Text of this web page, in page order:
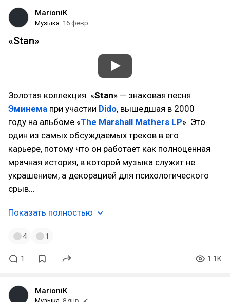
MarioniK
Музыка 16 февр
«Stan»
Золотая коллекция. «Stan» — знаковая песня
Эминема при участии Dido, вышедшая в 2000
году на альбоме «The Marshall Mathers LP». Это
один из самых обсуждаемых треков в его
карьере, потому что он работает как полноценная
мрачная история, в которой музыка служит не
украшением, а декорацией для психологического
срыв…
Показать полностью
4 1
1 1.1K
MarioniK